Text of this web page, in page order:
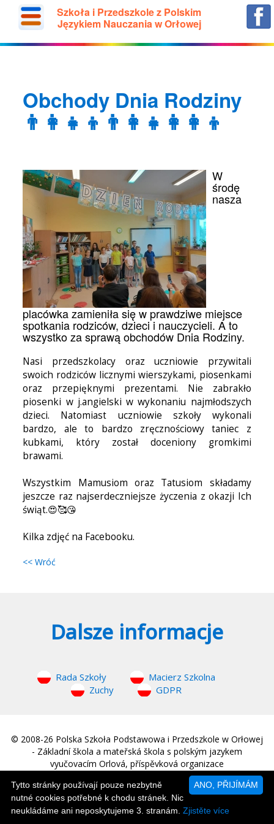
Szkoła i Przedszkole z Polskim
Językiem Nauczania w Orłowej
Obchody Dnia Rodziny
👨‍👩‍👧‍👦👨‍👩‍👧👩‍👩‍👦
W
środę
nasza
placówka zamieniła się w prawdziwe miejsce
spotkania rodziców, dzieci i nauczycieli. A to
wszystko za sprawą obchodów Dnia Rodziny.
Nasi przedszkolacy oraz uczniowie przywitali
swoich rodziców licznymi wierszykami, piosenkami
oraz przepięknymi prezentami. Nie zabrakło
piosenki w j.angielski w wykonaniu najmłodszych
dzieci. Natomiast uczniowie szkoły wykonali
bardzo, ale to bardzo zręcznościowy taniec z
kubkami, który został doceniony gromkimi
brawami.
Wszystkim Mamusiom oraz Tatusiom składamy
jeszcze raz najserdeczniejsze życzenia z okazji Ich
świąt.😍🥰😘
Kilka zdjęć na Facebooku.
<< Wróć
Dalsze informacje
Rada Szkoły
Macierz Szkolna
Zuchy
GDPR
© 2008-26 Polska Szkoła Podstawowa i Przedszkole w Orłowej
- Základní škola a mateřská škola s polským jazykem
vyučovacím Orlová, příspěvková organizace
Strona główna
ANO, PŘIJÍMÁM
Tytto stránky používají pouze nezbytně
nutné cookies potřebné k chodu stránek. Nic
neukládáme ani neposkytujeme 3. stranám. Zjistěte více